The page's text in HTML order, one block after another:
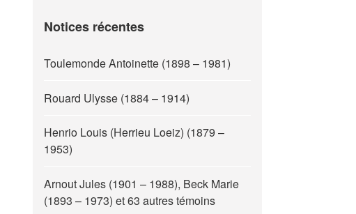
Notices récentes
Toulemonde Antoinette (1898 – 1981)
Rouard Ulysse (1884 – 1914)
Henrio Louis (Herrieu Loeiz) (1879 –
1953)
Arnout Jules (1901 – 1988), Beck Marie
(1893 – 1973) et 63 autres témoins